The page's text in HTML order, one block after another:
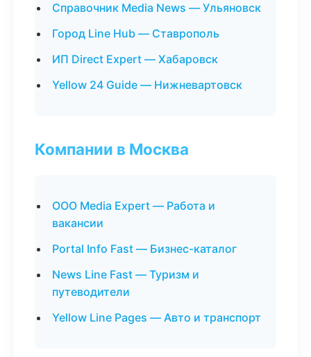
Справочник Media News — Ульяновск
Город Line Hub — Ставрополь
ИП Direct Expert — Хабаровск
Yellow 24 Guide — Нижневартовск
Компании в Москва
ООО Media Expert — Работа и
вакансии
Portal Info Fast — Бизнес-каталог
News Line Fast — Туризм и
путеводители
Yellow Line Pages — Авто и транспорт